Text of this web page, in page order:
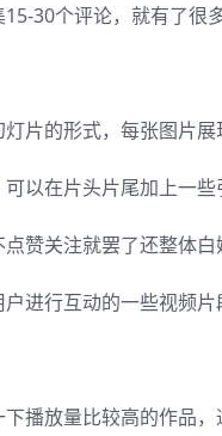
30个评论，就有了很
片的形式，每张图片
以在片头片尾加上一
赞关注就罢了还整体
进行互动的一些视频
播放量比较高的作品